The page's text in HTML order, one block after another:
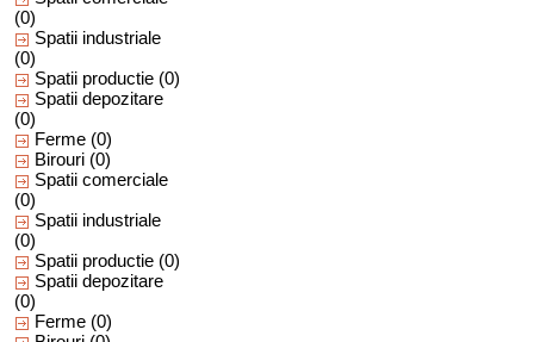
(0)
Spatii industriale
(0)
Spatii productie (0)
Spatii depozitare
(0)
Ferme (0)
Birouri (0)
Spatii comerciale
(0)
Spatii industriale
(0)
Spatii productie (0)
Spatii depozitare
(0)
Ferme (0)